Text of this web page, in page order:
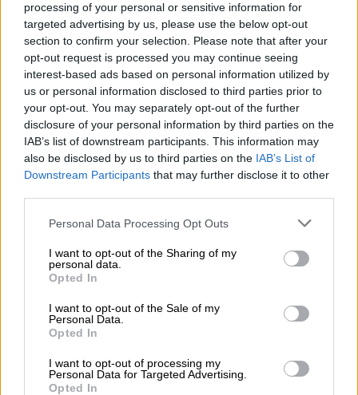
processing of your personal or sensitive information for
targeted advertising by us, please use the below opt-out
section to confirm your selection. Please note that after your
opt-out request is processed you may continue seeing
interest-based ads based on personal information utilized by
us or personal information disclosed to third parties prior to
your opt-out. You may separately opt-out of the further
disclosure of your personal information by third parties on the
IAB’s list of downstream participants. This information may
also be disclosed by us to third parties on the IAB’s List of
Downstream Participants that may further disclose it to other
Personal Data Processing Opt Outs
I want to opt-out of the Sharing of my
personal data.
Opted In
I want to opt-out of the Sale of my
Personal Data.
Opted In
I want to opt-out of processing my
Personal Data for Targeted Advertising.
Opted In